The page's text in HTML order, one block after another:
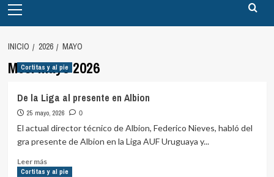
principal
INICIO 2026 MAYO
Mes:mayo 2026
Cortitas y al pie
De la Liga al presente en Albion
25 mayo, 2026 0
El actual director técnico de Albion, Federico Nieves, habló del
gra presente de Albion en la Liga AUF Uruguaya y...
Leer másLeer
más
Cortitas y al pie